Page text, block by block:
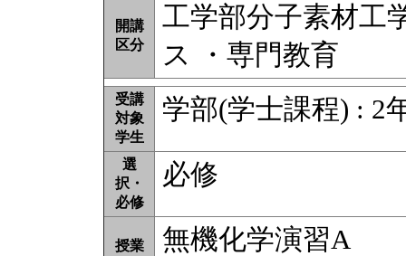
開講
区分
工学部分子素材工
ス ・専門教育
受講
対象
学生
学部(学士課程) : 2
選
択・
必修
必修
授業
無機化学演習A